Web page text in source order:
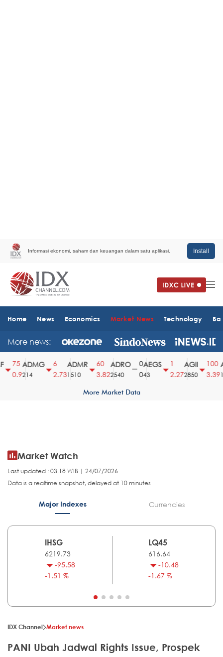
Informasi ekonomi, saham dan keuangan dalam satu aplikasi. Install
Home News Economics Market News Technology
More news:
75
0.9
ADMG
214
2.73
ADMR
1510
60
3.82
ADRO
2540
AEGS
43
2.27
AGII
2850
100
3.39
More Market Data
Market Watch
Last updated : 03.18 WIB | 24/07/2026
Data is a realtime snapshot, delayed at 10 minutes
Major Indexes Currencies
IHSG
6219.73
-95.58
-1.51 %
LQ45
616.64
-10.48
-1.67 %
IDX Channel Market news
PANI Ubah Jadwal Rights Issue, Prospek